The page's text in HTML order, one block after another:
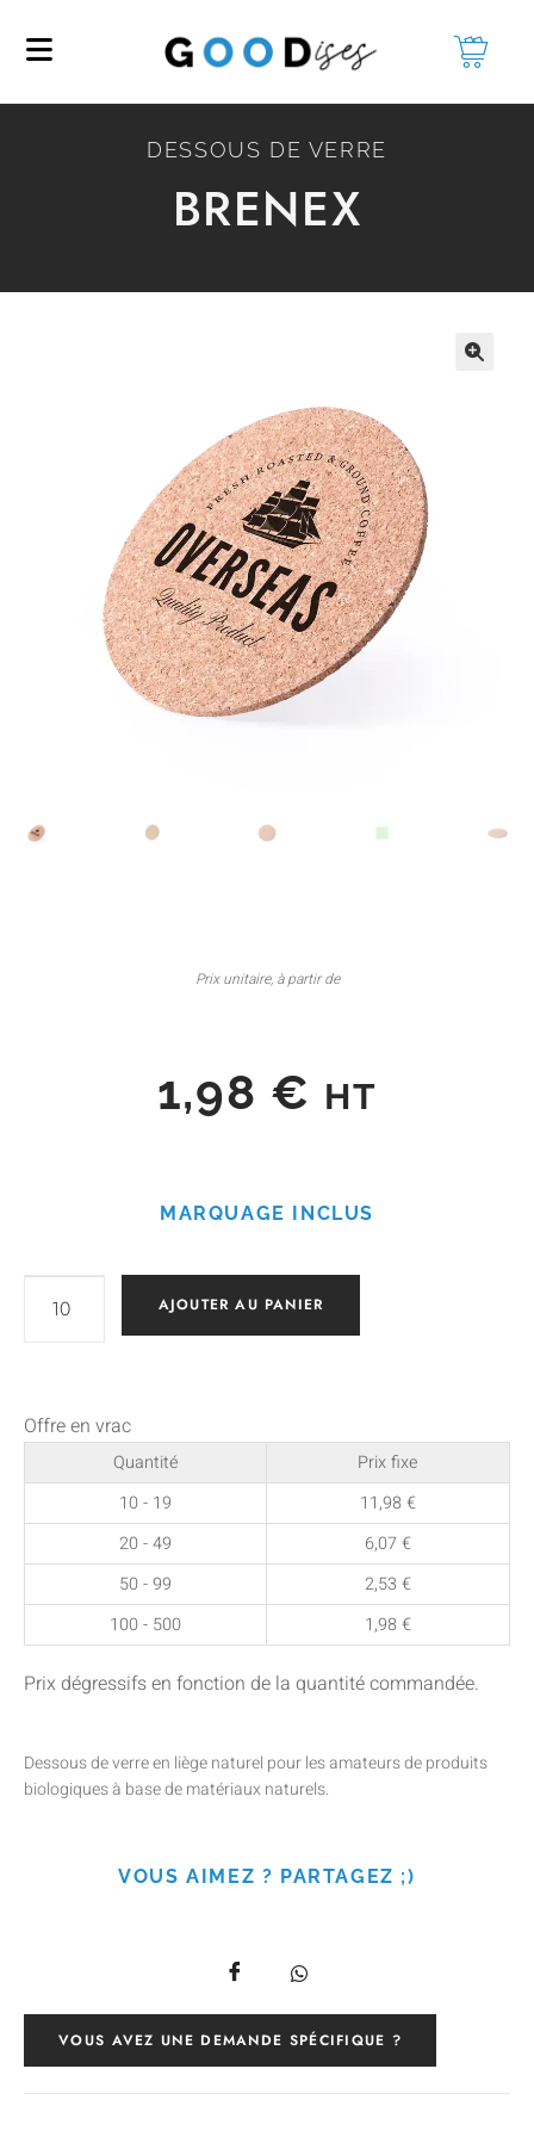
DESSOUS DE VERRE
BRENEX
Prix unitaire, à partir de
1,98 € HT
MARQUAGE INCLUS
AJOUTER AU PANIER
Offre en vrac
Quantité
Prix fixe
10 - 19
11,98€
20 - 49
6,07€
50 - 99
2,53 €
100 - 500
1,98€
Prix dégressifs en fonction de la quantité commandée.
Dessous de verre en liège naturel pour les amateurs de produits
biologiques à base de matériaux naturels.
VOUS AIMEZ ? PARTAGEZ ;)
VOUS AVEZ UNE DEMANDE SPÉCIFIQUE ?